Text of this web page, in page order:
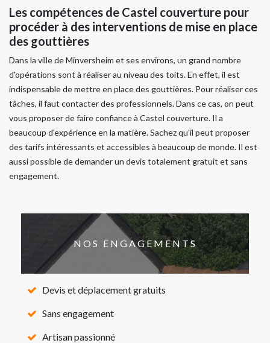
Les compétences de Castel couverture pour
procéder à des interventions de mise en place
des gouttières
Dans la ville de Minversheim et ses environs, un grand nombre
d'opérations sont à réaliser au niveau des toits. En effet, il est
indispensable de mettre en place des gouttières. Pour réaliser ces
tâches, il faut contacter des professionnels. Dans ce cas, on peut
vous proposer de faire confiance à Castel couverture. Il a
beaucoup d'expérience en la matière. Sachez qu'il peut proposer
des tarifs intéressants et accessibles à beaucoup de monde. Il est
aussi possible de demander un devis totalement gratuit et sans
engagement.
NOS ENGAGEMENTS
Devis et déplacement gratuits
Sans engagement
Artisan passionné